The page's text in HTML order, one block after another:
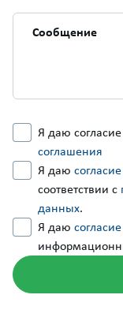
Я даю
соглашения
Я даю согласие
соответствии с
данных.
Я даю согласие